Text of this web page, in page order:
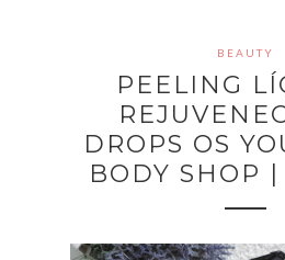
BEAUTY
PEELING
DROPS OS
BODY SHOP